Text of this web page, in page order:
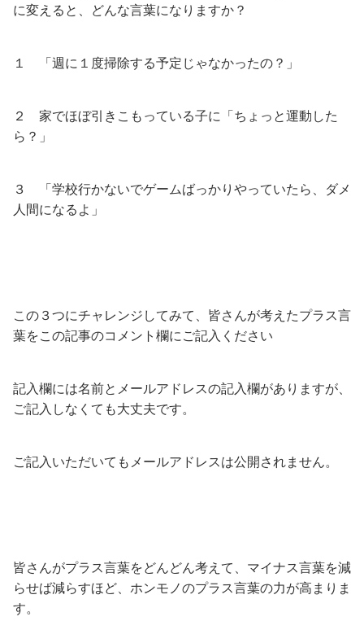
に変えると、どんな言葉になりますか？
１ 「週に１度掃除する予定じゃなかったの？」
２ 家でほぼ引きこもっている子に「ちょっと運動した
ら？」
３ 「学校行かないでゲームばっかりやっていたら、ダメ
人間になるよ」
この３つにチャレンジしてみて、皆さんが考えたプラス言
葉をこの記事のコメント欄にご記入ください
記入欄には名前とメールアドレスの記入欄がありますが、
ご記入しなくても大丈夫です。
ご記入いただいてもメールアドレスは公開されません。
皆さんがプラス言葉をどんどん考えて、マイナス言葉を減
らせば減らすほど、ホンモノのプラス言葉の力が高まりま
す。